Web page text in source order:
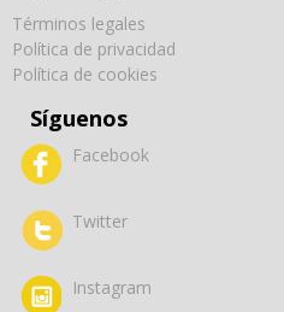
Términos legales
Política de privacidad
Política de cookies
Síguenos
Facebook
Twitter
Instagram